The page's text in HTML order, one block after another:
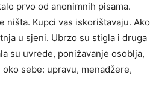
prvo od anonimnih pisama.
ništa. Kupci vas iskorištavaju. Ako
u sjeni. Ubrzo su stigla i druga
su uvrede, ponižavanje osoblja,
sebe: upravu, menadžere,